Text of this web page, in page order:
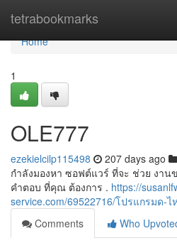
tetrabookmarks
Home
Home
1
OLE777
ezekielcilp115498 207 days ago
กำลังมองหา ซอฟต์แวร์ ที่จะ ช่วย งาน
คำตอบ ที่คุณ ต้องการ . https://
service.com/69522716/โปรแกรมด-ไ
Comments
Who